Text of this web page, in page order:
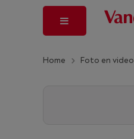
Home Foto en video